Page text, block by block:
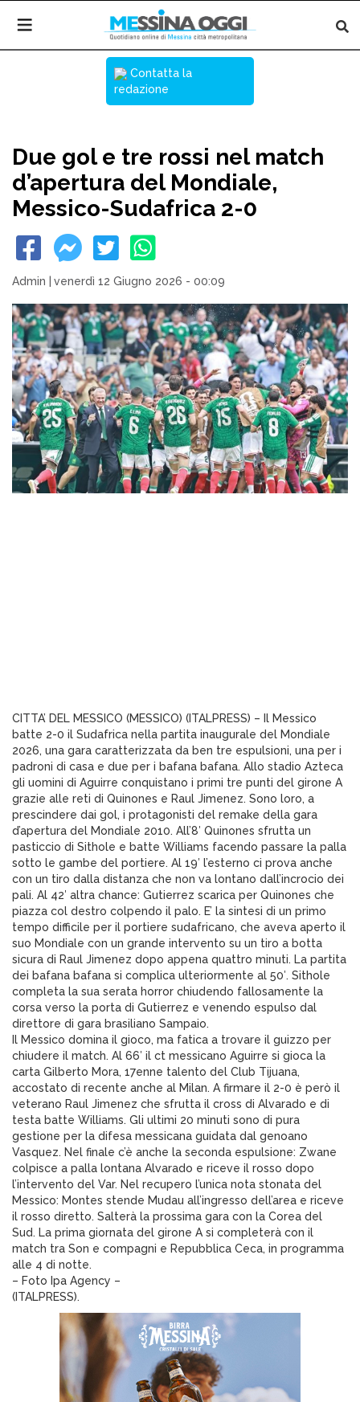
Contatta la
redazione
Due gol e tre rossi nel match
d’apertura del Mondiale,
Messico-Sudafrica 2-0
Admin venerdì 12 Giugno 2026 - 00:09
CITTA’ DEL MESSICO (MESSICO) (ITALPRESS) – Il Messico
batte 2-0 il Sudafrica nella partita inaugurale del Mondiale
2026, una gara caratterizzata da ben tre espulsioni, una per i
padroni di casa e due per i bafana bafana. Allo stadio Azteca
gli uomini di Aguirre conquistano i primi tre punti del girone A
grazie alle reti di Quinones e Raul Jimenez. Sono loro, a
prescindere dai gol, i protagonisti del remake della gara
d’apertura del Mondiale 2010. All’8′ Quinones sfrutta un
pasticcio di Sithole e batte Williams facendo passare la palla
sotto le gambe del portiere. Al 19′ l’esterno ci prova anche
con un tiro dalla distanza che non va lontano dall’incrocio dei
pali. Al 42′ altra chance: Gutierrez scarica per Quinones che
piazza col destro colpendo il palo. E’ la sintesi di un primo
tempo difficile per il portiere sudafricano, che aveva aperto il
suo Mondiale con un grande intervento su un tiro a botta
sicura di Raul Jimenez dopo appena quattro minuti. La partita
dei bafana bafana si complica ulteriormente al 50′. Sithole
completa la sua serata horror chiudendo fallosamente la
corsa verso la porta di Gutierrez e venendo espulso dal
direttore di gara brasiliano Sampaio.
Il Messico domina il gioco, ma fatica a trovare il guizzo per
chiudere il match. Al 66′ il ct messicano Aguirre si gioca la
carta Gilberto Mora, 17enne talento del Club Tijuana,
accostato di recente anche al Milan. A firmare il 2-0 è però il
veterano Raul Jimenez che sfrutta il cross di Alvarado e di
testa batte Williams. Gli ultimi 20 minuti sono di pura
gestione per la difesa messicana guidata dal genoano
Vasquez. Nel finale c’è anche la seconda espulsione: Zwane
colpisce a palla lontana Alvarado e riceve il rosso dopo
l’intervento del Var. Nel recupero l’unica nota stonata del
Messico: Montes stende Mudau all’ingresso dell’area e riceve
il rosso diretto. Salterà la prossima gara con la Corea del
Sud. La prima giornata del girone A si completerà con il
match tra Son e compagni e Repubblica Ceca, in programma
alle 4 di notte.
– Foto Ipa Agency –
(ITALPRESS).